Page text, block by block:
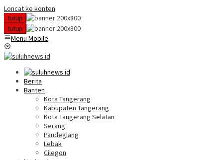
Loncat ke konten
tutup
tutup
Menu Mobile
Berita
Banten
Kota Tangerang
Kabupaten Tangerang
Kota Tangerang Selatan
Serang
Pandeglang
Lebak
Cilegon